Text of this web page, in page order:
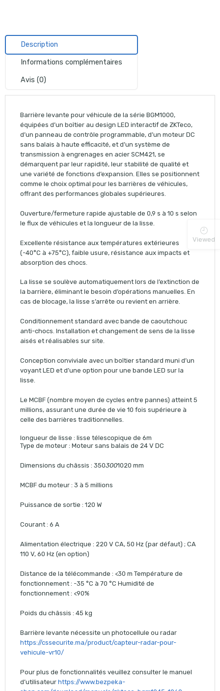
Description
Informations complémentaires
Avis (0)
Barrière levante pour véhicule de la série BGM1000,
équipées d’un boîtier au design LED interactif de ZKTeco,
d’un panneau de contrôle programmable, d’un moteur DC
sans balais à haute efficacité, et d’un système de
transmission à engrenages en acier SCM421, se
démarquent par leur rapidité, leur stabilité de qualité et
une variété de fonctions d’expansion. Elles se positionnent
comme le choix optimal pour les barrières de véhicules,
offrant des performances globales supérieures.
Ouverture/fermeture rapide ajustable de 0,9 s à 10 s selon
le flux de véhicules et la longueur de la lisse.
Excellente résistance aux températures extérieures
(-40°C à +75°C), faible usure, résistance aux impacts et
absorption des chocs.
La lisse se soulève automatiquement lors de l’extinction de
la barrière, éliminant le besoin d’opérations manuelles. En
cas de blocage, la lisse s’arrête ou revient en arrière.
Conditionnement standard avec bande de caoutchouc
anti-chocs. Installation et changement de sens de la lisse
aisés et réalisables sur site.
Conception conviviale avec un boîtier standard muni d’un
voyant LED et d’une option pour une bande LED sur la
lisse.
Le MCBF (nombre moyen de cycles entre pannes) atteint 5
millions, assurant une durée de vie 10 fois supérieure à
celle des barrières traditionnelles.
longueur de lisse : lisse télescopique de 6m
Type de moteur : Moteur sans balais de 24 V DC
Dimensions du châssis : 3503001020 mm
MCBF du moteur : 3 à 5 millions
Puissance de sortie : 120 W
Courant : 6 A
Alimentation électrique : 220 V CA, 50 Hz (par défaut) ; CA
110 V, 60 Hz (en option)
Distance de la télécommande : <30 m Température de
fonctionnement : -35 °C à 70 °C Humidité de
fonctionnement : <90%
Poids du châssis : 45 kg
Barrière levante nécessite un photocellule ou radar
https://cssecurite.ma/product/capteur-radar-pour-
vehicule-vr10/
Pour plus de fonctionnalités veuillez consulter le manuel
d’utilisateur https://www.bezpeka-
Viewed